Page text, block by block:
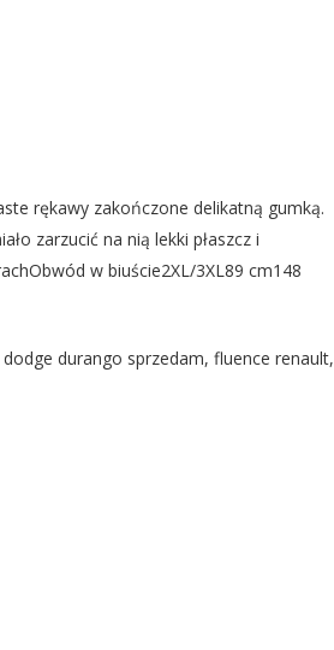
rękawy zakończone delikatną gumką.
zarzucić na nią lekki płaszcz i
w biuście2XL/3XL89 cm148
durango sprzedam, fluence renault,